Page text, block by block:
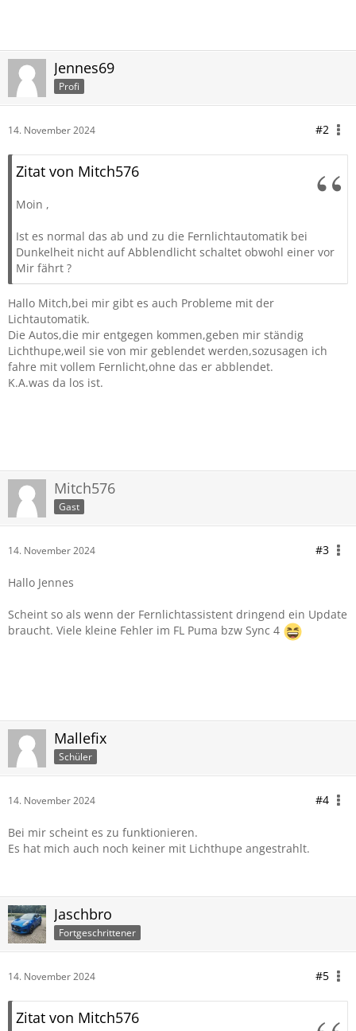
Jennes69
Profi
14. November 2024 #2
Zitat von Mitch576
Moin ,
Ist es normal das ab und zu die Fernlichtautomatik bei
Dunkelheit nicht auf Abblendlicht schaltet obwohl einer vor
Mir fährt ?
Hallo Mitch,bei mir gibt es auch Probleme mit der
Lichtautomatik.
Die Autos,die mir entgegen kommen,geben mir ständig
Lichthupe,weil sie von mir geblendet werden,sozusagen ich
fahre mit vollem Fernlicht,ohne das er abblendet.
K.A.was da los ist.
Mitch576
Gast
14. November 2024 #3
Hallo Jennes
Scheint so als wenn der Fernlichtassistent dringend ein Update
braucht. Viele kleine Fehler im FL Puma bzw Sync 4
Mallefix
Schüler
14. November 2024 #4
Bei mir scheint es zu funktionieren.
Es hat mich auch noch keiner mit Lichthupe angestrahlt.
Jaschbro
Fortgeschrittener
14. November 2024 #5
Zitat von Mitch576